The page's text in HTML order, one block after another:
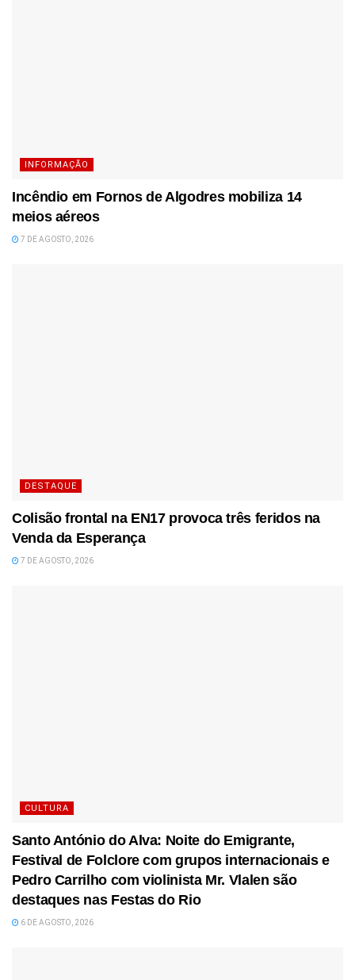
INFORMAÇÃO
Incêndio em Fornos de Algodres mobiliza 14
meios aéreos
7 DE AGOSTO, 2026
DESTAQUE
Colisão frontal na EN17 provoca três feridos na
Venda da Esperança
7 DE AGOSTO, 2026
CULTURA
Santo António do Alva: Noite do Emigrante,
Festival de Folclore com grupos internacionais e
Pedro Carrilho com violinista Mr. Vlalen são
destaques nas Festas do Rio
6 DE AGOSTO, 2026